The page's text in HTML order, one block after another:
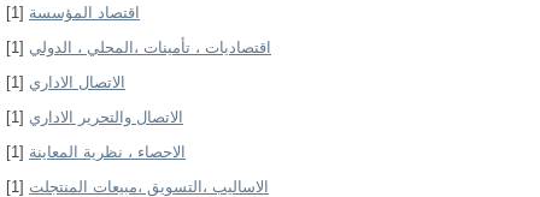
اقتصاد المؤسسة [1]
اقتصاديات ، تأمينات ،المحلي ، الدولي [1]
الاتصال الاداري [1]
الاتصال والتحرير الاداري [1]
الاحصاء ، نظرية المعاينة [1]
الاساليب ،التسويق ،مبيعات المنتجلت [1]